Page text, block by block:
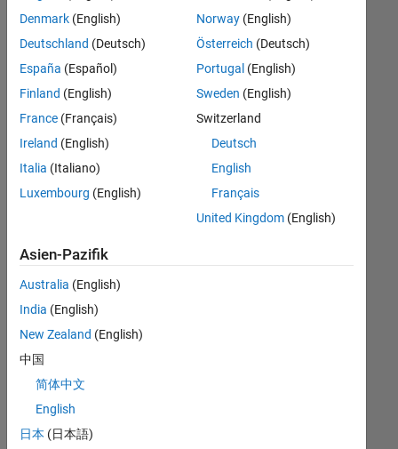
können
die
Suchkriterien
weiter
fassen
oder
alle
Stellenangebote
anzeigen .
noch
keine
offenen
Stellen
können,
die
Ihren
entsprechen,
Denmark (English)
Deutschland (Deutsch)
España (Español)
Finland (English)
France (Français)
Ireland (English)
Italia (Italiano)
Luxembourg (English)
Norway(English)
Österreich (Deutsch)
Portugal (English)
Sweden (English)
Switzerland
Deutsch
English
Français
United Kingdom(English)
Asien-Pazifik
Australia (English)
India (English)
New Zealand (English)
中国
简体中文
English
日本 (日本語)